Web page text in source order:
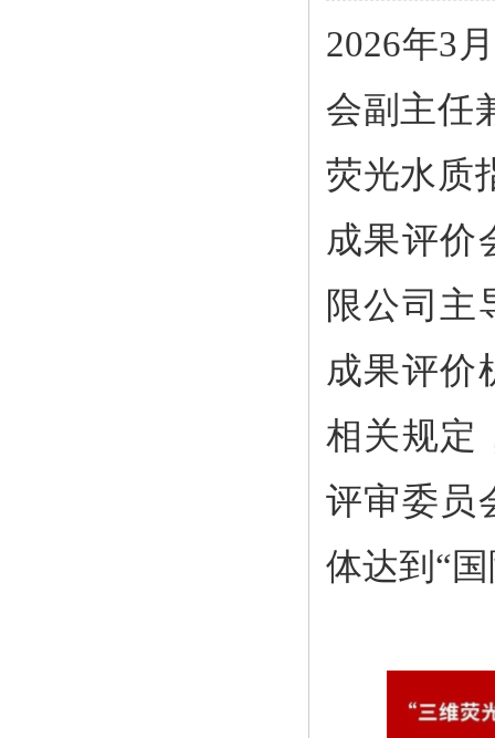
2026年3
会副主任
荧光水质
成果评价
限公司主
成果评价
相关规定
评审委员
体达到“